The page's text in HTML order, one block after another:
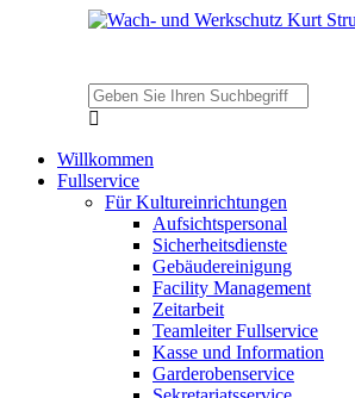
Willkommen
Fullservice
Für Kultureinrichtungen
Aufsichtspersonal
Sicherheitsdienste
Gebäudereinigung
Facility Management
Zeitarbeit
Teamleiter Fullservice
Kasse und Information
Garderobenservice